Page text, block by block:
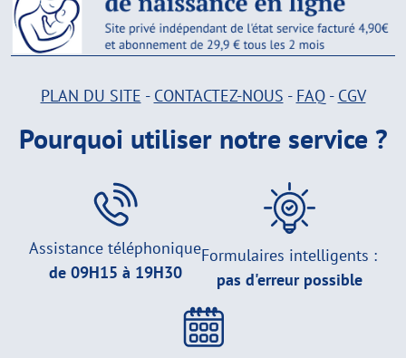
PLAN DU SITE - CONTACTEZ-NOUS - FAQ- CGV
Pourquoi utiliser notre service ?
Assistance téléphonique
de 09H15 à 19H30
Formulaires intelligents :
pas d'erreur possible